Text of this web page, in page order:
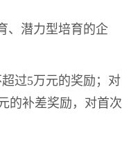
、潜力型培育的企
过5万元的奖励；对
的补差奖励，对首次